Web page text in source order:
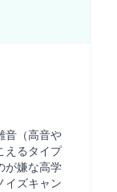
音（高音や
えるタイプ
が嫌な高学
イズキャン